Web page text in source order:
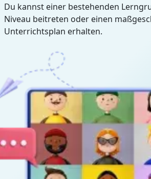
Du kannst einer bestehenden
Niveau beitreten oder einen
Unterrichtsplan erhalten.